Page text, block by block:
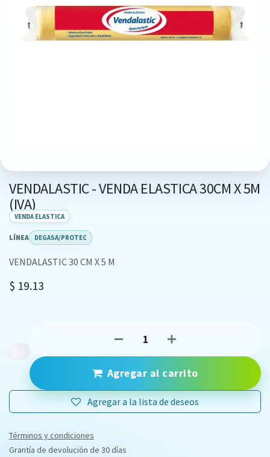
VENDALASTIC - VENDA ELASTICA 30CM X 5M
(IVA)
VENDA ELASTICA
LÍNEA DEGASA/PROTEC
VENDALASTIC 30 CM X 5 M
$ 19.13
Agregar al carrito
Agregar a la lista de deseos
Términos y condiciones
Grantía de devolución de 30 días